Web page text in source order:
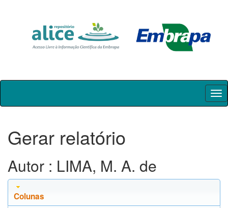
Skip
Gerar relatório
Autor : LIMA, M. A. de
Colunas